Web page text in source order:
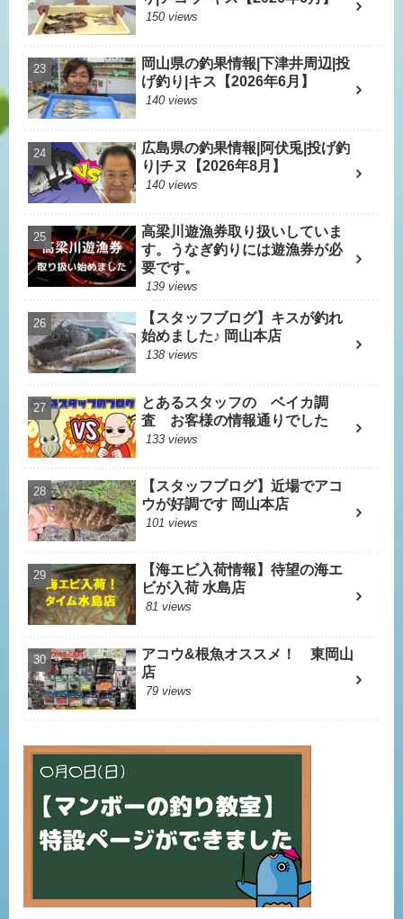
150 views
岡山県の釣果情報|下津井周辺|投
げ釣り|キス【2026年6月】
140 views
広島県の釣果情報|阿伏兎|投げ釣
り|チヌ【2026年8月】
140 views
高梁川遊漁券取り扱いしていま
す。うなぎ釣りには遊漁券が必
要です。
139 views
【スタッフブログ】キスが釣れ
始めました♪ 岡山本店
138 views
とあるスタッフの ベイカ調
査 お客様の情報通りでした
133 views
【スタッフブログ】近場でアコ
ウが好調です 岡山本店
101 views
【海エビ入荷情報】待望の海エ
ビが入荷 水島店
81 views
アコウ&根魚オススメ！ 東岡山
店
79 views